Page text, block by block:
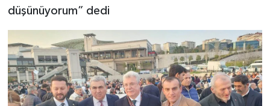
düşünüyorum” dedi